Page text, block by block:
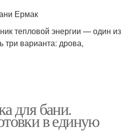
Ермак
тепловой энергии — один из
три варианта: дрова,
для бани.
в единую